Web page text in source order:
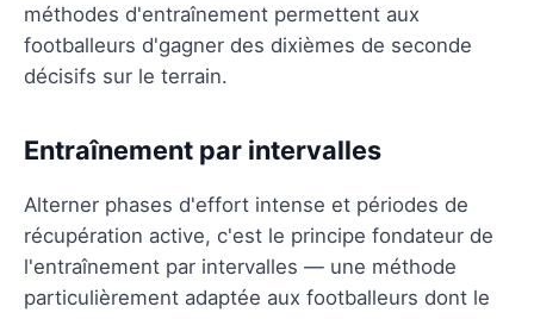
méthodes d'entraînement permettent aux
footballeurs d'gagner des dixièmes de seconde
décisifs sur le terrain.
Entraînement par intervalles
Alterner phases d'effort intense et périodes de
récupération active, c'est le principe fondateur de
l'entraînement par intervalles — une méthode
particulièrement adaptée aux footballeurs dont le